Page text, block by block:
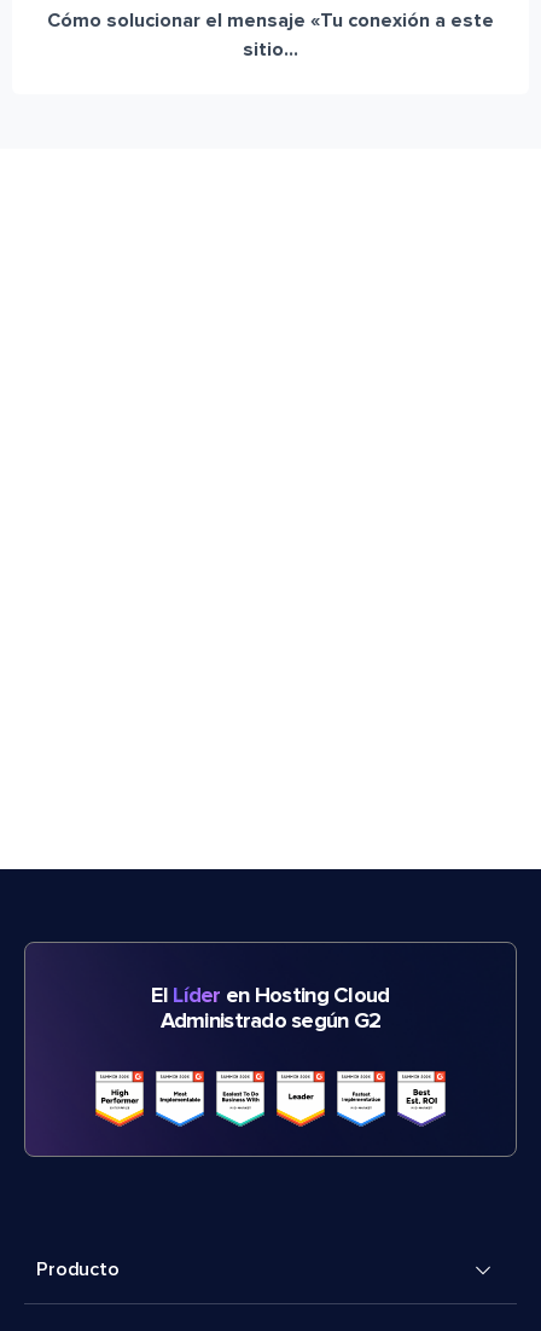
Cómo solucionar el mensaje «Tu conexión a este
sitio...
El Líder en Hosting Cloud
Administrado según G2
Producto